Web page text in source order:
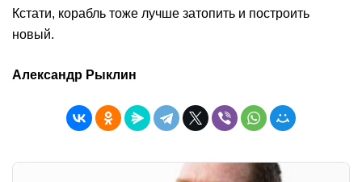
Кстати, корабль тоже лучше затопить и построить
новый.
Александр Рыклин